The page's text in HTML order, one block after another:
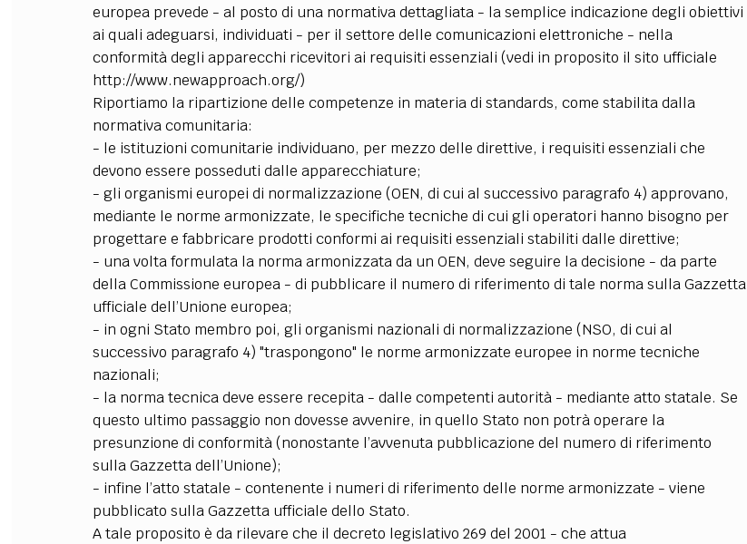
europea prevede - al posto di una normativa dettagliata - la semplice indicazione degli obiettivi
ai quali adeguarsi, individuati - per il settore delle comunicazioni elettroniche - nella
conformità degli apparecchi ricevitori ai requisiti essenziali (vedi in proposito il sito ufficiale
http://www.newapproach.org/)
Riportiamo la ripartizione delle competenze in materia di standards, come stabilita dalla
normativa comunitaria:
- le istituzioni comunitarie individuano, per mezzo delle direttive, i requisiti essenziali che
devono essere posseduti dalle apparecchiature;
- gli organismi europei di normalizzazione (OEN, di cui al successivo paragrafo 4) approvano,
mediante le norme armonizzate, le specifiche tecniche di cui gli operatori hanno bisogno per
progettare e fabbricare prodotti conformi ai requisiti essenziali stabiliti dalle direttive;
- una volta formulata la norma armonizzata da un OEN, deve seguire la decisione - da parte
della Commissione europea - di pubblicare il numero di riferimento di tale norma sulla Gazzetta
ufficiale dell’Unione europea;
- in ogni Stato membro poi, gli organismi nazionali di normalizzazione (NSO, di cui al
successivo paragrafo 4) "traspongono" le norme armonizzate europee in norme tecniche
nazionali;
- la norma tecnica deve essere recepita - dalle competenti autorità - mediante atto statale. Se
questo ultimo passaggio non dovesse avvenire, in quello Stato non potrà operare la
presunzione di conformità (nonostante l’avvenuta pubblicazione del numero di riferimento
sulla Gazzetta dell’Unione);
- infine l’atto statale - contenente i numeri di riferimento delle norme armonizzate - viene
pubblicato sulla Gazzetta ufficiale dello Stato.
A tale proposito è da rilevare che il decreto legislativo 269 del 2001 - che attua